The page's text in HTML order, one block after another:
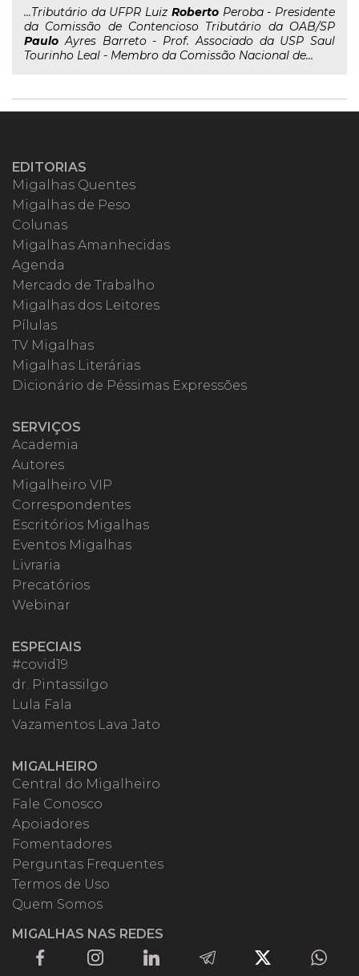
...Tributário da UFPR Luiz RobertoPeroba - Presidente
da Comissão de Contencioso Tributário da OAB/SP
Paulo Ayres Barreto - Prof. Associado da USP Saul
Tourinho Leal - Membro da Comissão Nacional de...
EDITORIAS
Migalhas Quentes
Migalhas de Peso
Colunas
Migalhas Amanhecidas
Agenda
Mercado de Trabalho
Migalhas dos Leitores
Pílulas
TV Migalhas
Migalhas Literárias
Dicionário de Péssimas Expressões
SERVIÇOS
Academia
Autores
Migalheiro VIP
Correspondentes
Escritórios Migalhas
Eventos Migalhas
Livraria
Precatórios
Webinar
ESPECIAIS
#covid19
dr. Pintassilgo
Lula Fala
Vazamentos Lava Jato
MIGALHEIRO
Central do Migalheiro
Fale Conosco
Apoiadores
Fomentadores
Perguntas Frequentes
Termos de Uso
Quem Somos
MIGALHAS NAS REDES